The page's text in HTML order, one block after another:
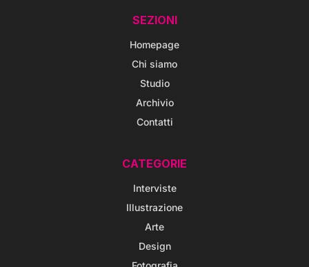
SEZIONI
Homepage
Chi siamo
Studio
Archivio
Contatti
CATEGORIE
Interviste
Illustrazione
Arte
Design